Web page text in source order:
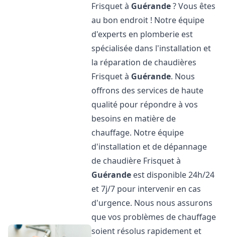
Frisquet à Guérande? Vous êtes
au bon endroit ! Notre équipe
d'experts en plomberie est
spécialisée dans l'installation et
la réparation de chaudières
Frisquet à Guérande. Nous
offrons des services de haute
qualité pour répondre à vos
besoins en matière de
chauffage. Notre équipe
d'installation et de dépannage
de chaudière Frisquet à
Guérande est disponible 24h/24
et 7j/7 pour intervenir en cas
d'urgence. Nous nous assurons
que vos problèmes de chauffage
soient résolus rapidement et